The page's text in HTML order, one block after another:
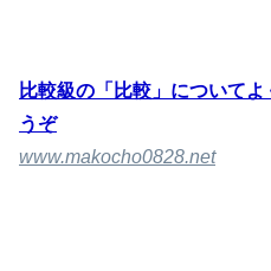
比較級の「比較」について
うぞ
www.makocho0828.net